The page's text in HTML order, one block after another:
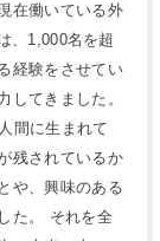
在働いている外
、1,000名を超
経験をさせてい
してきました。
間に生まれて
残されているか
や、興味のある
た。 それを全